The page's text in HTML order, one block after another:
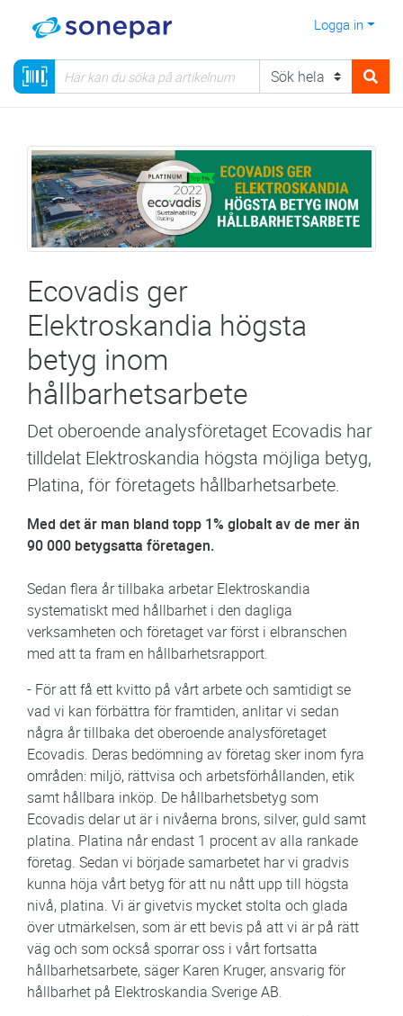
Logga in
Ecovadis ger
Elektroskandia högsta
betyg inom
hållbarhetsarbete
Det oberoende analysföretaget Ecovadis har
tilldelat Elektroskandia högsta möjliga betyg,
Platina, för företagets hållbarhetsarbete.
Med det är man bland topp 1% globalt av de mer än
90 000 betygsatta företagen.
Sedan flera år tillbaka arbetar Elektroskandia
systematiskt med hållbarhet i den dagliga
verksamheten och företaget var först i elbranschen
med att ta fram en hållbarhetsrapport.
- För att få ett kvitto på vårt arbete och samtidigt se
vad vi kan förbättra för framtiden, anlitar vi sedan
några år tillbaka det oberoende analysföretaget
Ecovadis. Deras bedömning av företag sker inom fyra
områden: miljö, rättvisa och arbetsförhållanden, etik
samt hållbara inköp. De hållbarhetsbetyg som
Ecovadis delar ut är i nivåerna brons, silver, guld samt
platina. Platina når endast 1 procent av alla rankade
företag. Sedan vi började samarbetet har vi gradvis
kunna höja vårt betyg för att nu nått upp till högsta
nivå, platina. Vi är givetvis mycket stolta och glada
över utmärkelsen, som är ett bevis på att vi är på rätt
väg och som också sporrar oss i vårt fortsatta
hållbarhetsarbete, säger Karen Kruger, ansvarig för
hållbarhet på Elektroskandia Sverige AB.